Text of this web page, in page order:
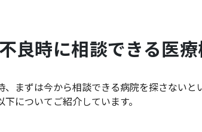
良時に相談できる医
まずは今から相談できる病院を探さない
についてご紹介しています。